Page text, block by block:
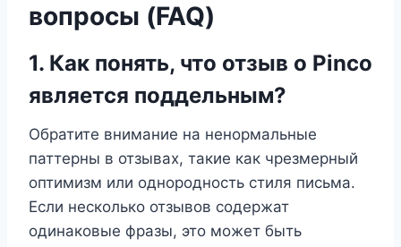
вопросы (FAQ)
1. Как понять, что отзыв о Pinco
является поддельным?
Обратите внимание на ненормальные
паттерны в отзывах, такие как чрезмерный
оптимизм или однородность стиля письма.
Если несколько отзывов содержат
одинаковые фразы, это может быть